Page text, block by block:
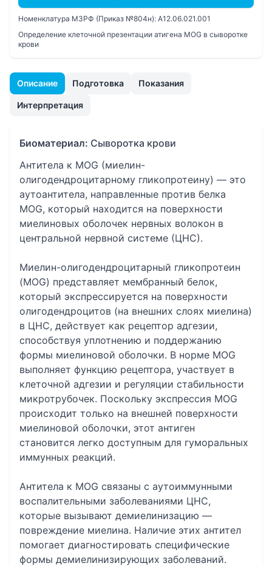
Описание Подготовка Показания
Интерпретация
Биоматериал: Сыворотка крови
Антитела к MOG (миелин-
олигодендроцитарному гликопротеину) — это
аутоантитела, направленные против белка
MOG, который находится на поверхности
миелиновых оболочек нервных волокон в
центральной нервной системе (ЦНС).
Миелин-олигодендроцитарный гликопротеин
(MOG) представляет мембранный белок,
который экспрессируется на поверхности
олигодендроцитов (на внешних слоях миелина)
в ЦНС, действует как рецептор адгезии,
способствуя уплотнению и поддержанию
формы миелиновой оболочки. В норме MOG
выполняет функцию рецептора, участвует в
клеточной адгезии и регуляции стабильности
микротрубочек. Поскольку экспрессия MOG
происходит только на внешней поверхности
миелиновой оболочки, этот антиген
становится легко доступным для гуморальных
иммунных реакций.
Антитела к MOG связаны с аутоиммунными
воспалительными заболеваниями ЦНС,
которые вызывают демиелинизацию —
повреждение миелина. Наличие этих антител
помогает диагностировать специфические
формы демиелинизирующих заболеваний.
Номенклатура МЗРФ (Приказ №804н): A12.06.021.001
Определение клеточной презентации атигена MOG в сыворотке
крови